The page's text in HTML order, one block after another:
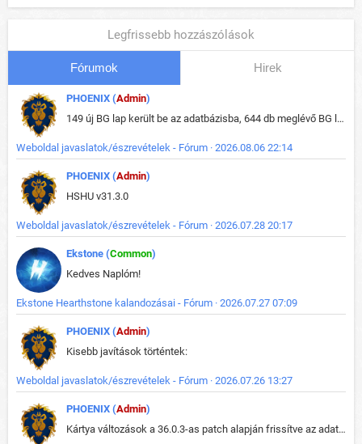
Legfrissebb hozzászólások
Fórumok Hirek
PHOENIX (Admin)
149 új BG lap került be az adatbázisba, 644 db meglévő BG lap módosult, bekerültek az új képek a megváltozott lapokhoz is.
Weboldal javaslatok/észrevételek - Fórum · 2026.08.06 22:14
PHOENIX (Admin)
HSHU v31.3.0
Weboldal javaslatok/észrevételek - Fórum · 2026.07.28 20:17
Ekstone (Common)
Kedves Naplóm!
Ekstone Hearthstone kalandozásai - Fórum · 2026.07.27 07:09
PHOENIX (Admin)
Kisebb javítások történtek:
Weboldal javaslatok/észrevételek - Fórum · 2026.07.26 13:27
PHOENIX (Admin)
Kártya változások a 36.0.3-as patch alapján frissítve az adatbázisban (képek is cserélve).